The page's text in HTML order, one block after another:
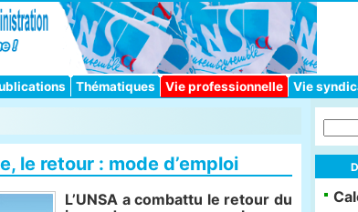
Thématiques Vie professionnelle Vie
le retour : mode d’emploi
L’UNSA a combattu le retour du